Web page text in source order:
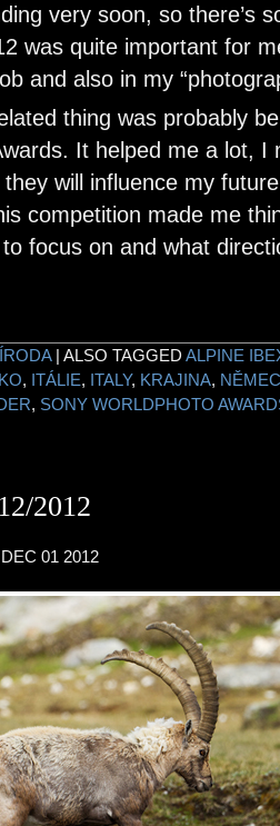
very soon, so there’s
was quite important for
and also in my
thing was probably
It helped me a lot, I
will influence my
competition made me
to focus on and what
| ALSO TAGGED ALPINE
, ITÁLIE, ITALY, KRAJINA,
, SONY WORLDPHOTO
2012
DEC 01 2012